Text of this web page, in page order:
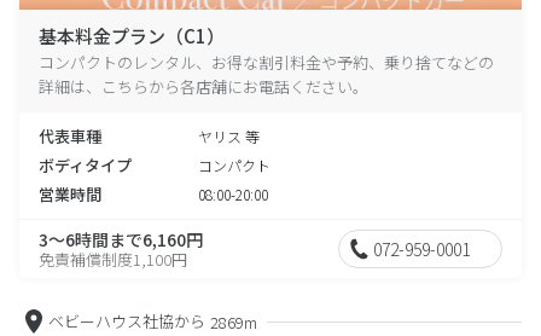
基本料金プラン（C1）
コンパクトのレンタル、お得な割引料金や予約、乗り捨てなどの
詳細は、こちらから各店舗にお電話ください。
代表車種 ヤリス 等
ボディタイプ コンパクト
営業時間 08:00-20:00
3～6時間まで6,160円
免責補償制度1,100円 072-959-0001
ベビーハウス社協から 2869m